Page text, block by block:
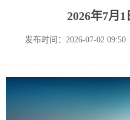
2026年7月
发布时间：2026-07-02 09:50